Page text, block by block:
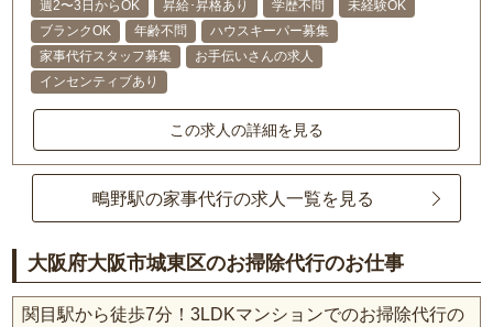
週2〜3日からOK
昇給･昇格あり 学歴不問
未経験OK
ブランクOK
年齢不問
ハウスキーパー募集
家事代行スタッフ募集
お手伝いさんの求人
インセンティブあり
この求人の詳細を見る
鴫野駅の家事代行の求人一覧を見る
大阪府大阪市城東区のお掃除代行のお仕事
関目駅から徒歩7分！3LDKマンションでのお掃除代行の